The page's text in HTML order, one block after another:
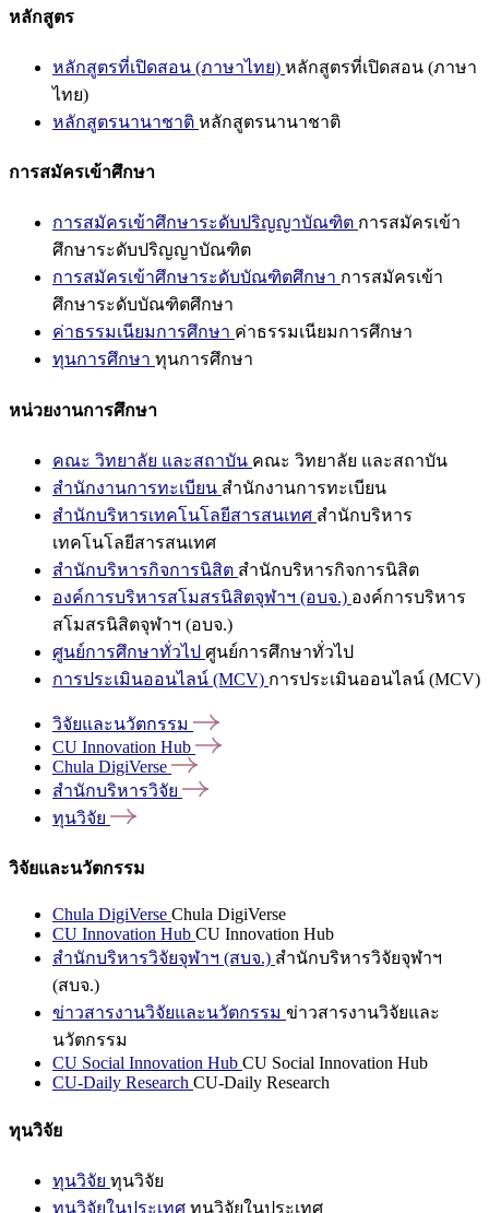
หลักสูตร
หลักสูตรที่เปิดสอน (ภาษาไทย) หลักสูตรที่เปิดสอน (ภาษา
ไทย)
หลักสูตรนานาชาติ หลักสูตรนานาชาติ
การสมัครเข้าศึกษา
การสมัครเข้าศึกษาระดับปริญญาบัณฑิต การสมัครเข้า
ศึกษาระดับปริญญาบัณฑิต
การสมัครเข้าศึกษาระดับบัณฑิตศึกษา การสมัครเข้า
ศึกษาระดับบัณฑิตศึกษา
ค่าธรรมเนียมการศึกษา ค่าธรรมเนียมการศึกษา
ทุนการศึกษา ทุนการศึกษา
หน่วยงานการศึกษา
คณะ วิทยาลัย และสถาบัน คณะ วิทยาลัย และสถาบัน
สำนักงานการทะเบียน สำนักงานการทะเบียน
สำนักบริหารเทคโนโลยีสารสนเทศ สำนักบริหาร
เทคโนโลยีสารสนเทศ
สำนักบริหารกิจการนิสิต สำนักบริหารกิจการนิสิต
องค์การบริหารสโมสรนิสิตจุฬาฯ (อบจ.) องค์การบริหาร
สโมสรนิสิตจุฬาฯ (อบจ.)
ศูนย์การศึกษาทั่วไป ศูนย์การศึกษาทั่วไป
การประเมินออนไลน์ (MCV) การประเมินออนไลน์ (MCV)
วิจัยและนวัตกรรม
CU Innovation Hub
Chula DigiVerse
สำนักบริหารวิจัย
ทุนวิจัย
วิจัยและนวัตกรรม
Chula DigiVerse Chula DigiVerse
CU Innovation Hub CU Innovation Hub
สำนักบริหารวิจัยจุฬาฯ (สบจ.) สำนักบริหารวิจัยจุฬาฯ
(สบจ.)
ข่าวสารงานวิจัยและนวัตกรรม ข่าวสารงานวิจัยและ
นวัตกรรม
CU Social Innovation Hub CU Social Innovation Hub
CU-Daily Research CU-Daily Research
ทุนวิจัย
ทุนวิจัย ทุนวิจัย
ทุนวิจัยในประเทศ ทุนวิจัยในประเทศ